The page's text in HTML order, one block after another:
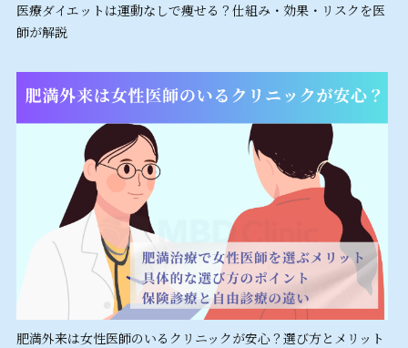
医療ダイエットは運動なしで痩せる？仕組み・効果・リスクを医
師が解説
肥満外来は女性医師のいるクリニックが安心？選び方とメリット